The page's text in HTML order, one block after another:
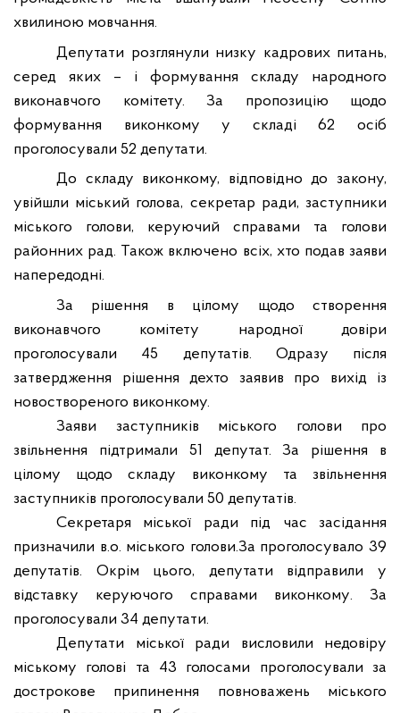
хвилиною мовчання.
Депутати розглянули низку кадрових питань,
серед яких – і формування складу народного
виконавчого комітету.
За пропозицію щодо
формування виконкому у складі 62 осіб
проголосували 52 депутати.
До складу виконкому, відповідно до закону,
увійшли міський голова, секретар ради, заступники
міського голови, керуючий справами та голови
районних рад. Також включено всіх, хто подав заяви
напередодні.
За рішення в цілому щодо створення
виконавчого комітету народної довіри
проголосували 45 депутатів. Одразу після
затвердження рішення дехто заявив про вихід із
новоствореного виконкому.
Заяви заступників міського голови про
звільнення підтримали 51 депутат.
За рішення в
цілому щодо складу виконкому та звільнення
заступників проголосували 50 депутатів.
Секретаря міської ради під час засідання
призначили в.о. міського голови.За проголосувало 39
депутатів.
Окрім цього, депутати відправилиу
відставку керуючого справами виконкому. За
проголосували 34 депутати.
Депутати міської ради висловили недовіру
міському голові та 43 голосами проголосували за
дострокове припинення повноважень міського